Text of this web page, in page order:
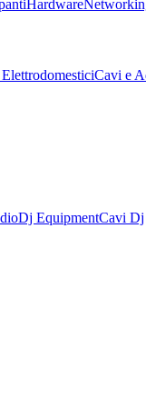
Hardware
Cavi e
Dj EquipmentCavi Dj